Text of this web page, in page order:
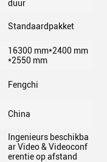
duur
Standaardpakket
16300 mm*2400 mm
*2550 mm
Fengchi
China
Ingenieurs beschikba
ar Video & Videoconf
erentie op afstand